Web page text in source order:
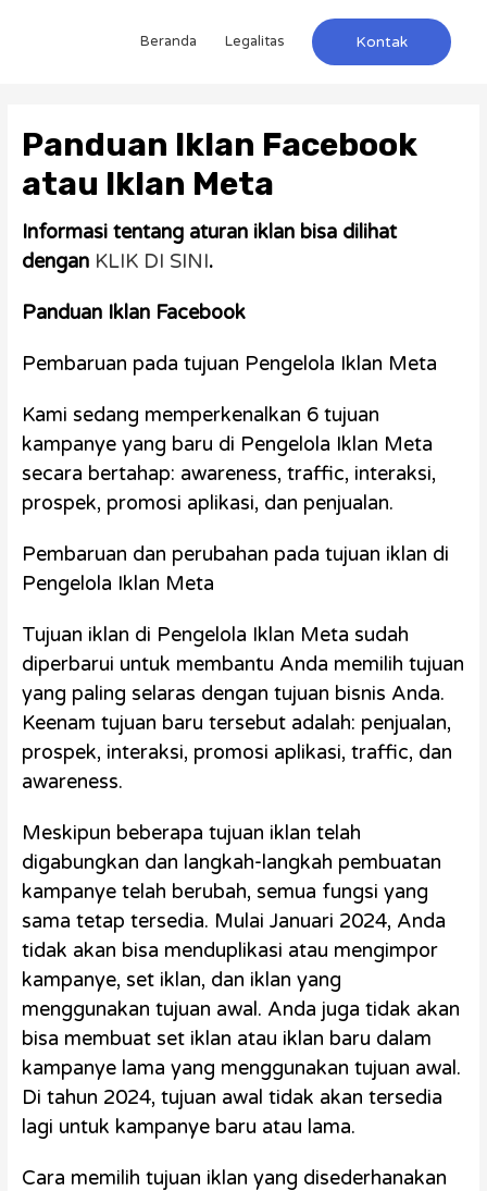
Beranda Legalitas Kontak
Panduan Iklan Facebook
atau Iklan Meta
Informasi tentang aturan iklan bisa dilihat
dengan KLIK DI SINI.
Panduan Iklan Facebook
Pembaruan pada tujuan Pengelola Iklan Meta
Kami sedang memperkenalkan 6 tujuan
kampanye yang baru di Pengelola Iklan Meta
secara bertahap: awareness, traffic, interaksi,
prospek, promosi aplikasi, dan penjualan.
Pembaruan dan perubahan pada tujuan iklan di
Pengelola Iklan Meta
Tujuan iklan di Pengelola Iklan Meta sudah
diperbarui untuk membantu Anda memilih tujuan
yang paling selaras dengan tujuan bisnis Anda.
Keenam tujuan baru tersebut adalah: penjualan,
prospek, interaksi, promosi aplikasi, traffic, dan
awareness.
Meskipun beberapa tujuan iklan telah
digabungkan dan langkah-langkah pembuatan
kampanye telah berubah, semua fungsi yang
sama tetap tersedia. Mulai Januari 2024, Anda
tidak akan bisa menduplikasi atau mengimpor
kampanye, set iklan, dan iklan yang
menggunakan tujuan awal. Anda juga tidak akan
bisa membuat set iklan atau iklan baru dalam
kampanye lama yang menggunakan tujuan awal.
Di tahun 2024, tujuan awal tidak akan tersedia
lagi untuk kampanye baru atau lama.
Cara memilih tujuan iklan yang disederhanakan